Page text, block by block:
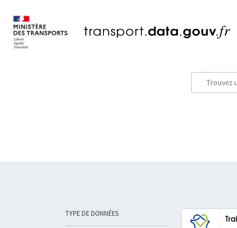
TYPE DE DONNÉES